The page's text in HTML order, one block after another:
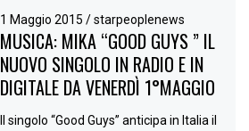
1 Maggio 2015/ starpeoplenews
MUSICA: MIKA “GOOD GUYS ” IL
NUOVO SINGOLO IN RADIO E IN
DIGITALE DA VENERDÌ 1°MAGGIO
Il singolo “Good Guys” anticipa in Italia il